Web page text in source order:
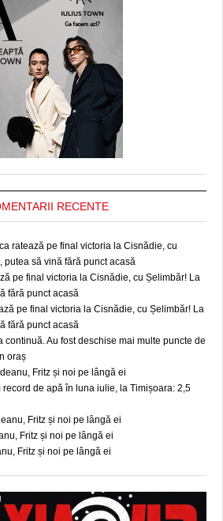
RECENTE
ratează pe final victoria la Cisnădie, cu
putea să vină fără punct acasă
pe final victoria la Cisnădie, cu Șelimbăr! La
fără punct acasă
pe final victoria la Cisnădie, cu Șelimbăr! La
fără punct acasă
continuă. Au fost deschise mai multe puncte de
oraș
Fritz și noi pe lângă ei
record de apă în luna iulie, la Timișoara: 2,5
Fritz și noi pe lângă ei
Fritz și noi pe lângă ei
Fritz și noi pe lângă ei